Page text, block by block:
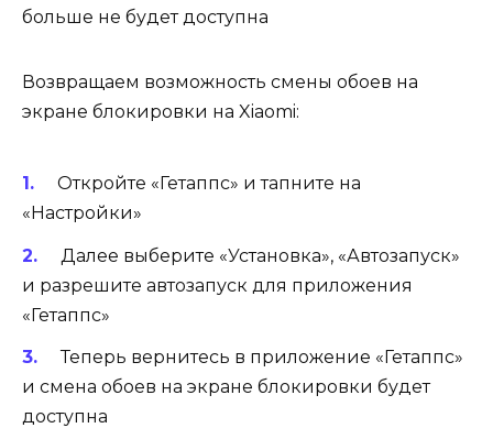
больше не будет доступна
Возвращаем возможность смены обоев на
экране блокировки на Xiaomi:
Откройте «Гетаппс» и тапните на
«Настройки»
Далее выберите «Установка», «Автозапуск»
и разрешите автозапуск для приложения
«Гетаппс»
Теперь вернитесь в приложение «Гетаппс»
и смена обоев на экране блокировки будет
доступна